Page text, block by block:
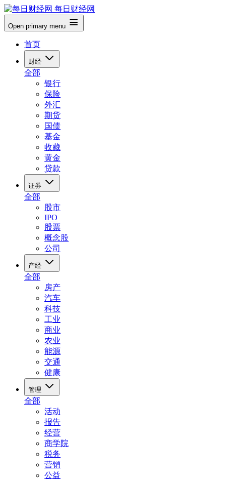
每日财经网
Open primary menu
首页
财经
全部
银行
保险
外汇
期货
国债
基金
收藏
黄金
贷款
证券
全部
股市
IPO
股票
概念股
公司
产经
全部
房产
汽车
科技
工业
商业
农业
能源
交通
健康
管理
全部
活动
报告
经营
商学院
税务
营销
公益